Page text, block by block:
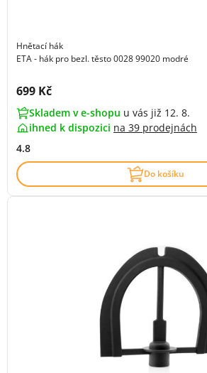
Hnětací hák
ETA - hák pro bezl. těsto 0028 99020 modré
Cena s DPH:
699 Kč
Skladem v e-shopu u vás již 12. 8.
ihned k dispozici na 39 prodejnách
4.8
Do košíku